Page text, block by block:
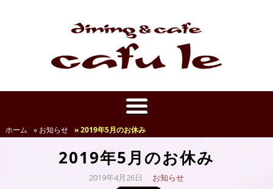
ホーム » お知らせ » 2019年5月のお休み
2019年5月のお休み
2019年4月26日 お知らせ